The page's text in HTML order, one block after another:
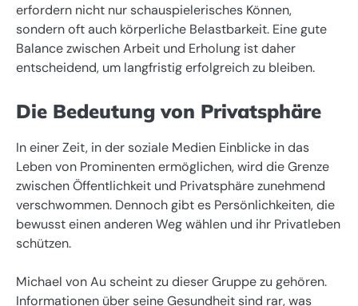
erfordern nicht nur schauspielerisches Können,
sondern oft auch körperliche Belastbarkeit. Eine gute
Balance zwischen Arbeit und Erholung ist daher
entscheidend, um langfristig erfolgreich zu bleiben.
Die Bedeutung von Privatsphäre
In einer Zeit, in der soziale Medien Einblicke in das
Leben von Prominenten ermöglichen, wird die Grenze
zwischen Öffentlichkeit und Privatsphäre zunehmend
verschwommen. Dennoch gibt es Persönlichkeiten, die
bewusst einen anderen Weg wählen und ihr Privatleben
schützen.
Michael von Au scheint zu dieser Gruppe zu gehören.
Informationen über seine Gesundheit sind rar, was